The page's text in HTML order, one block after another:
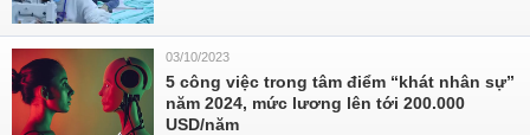
03/10/2023
5 công việc trong tâm điểm “khát nhân sự”
năm 2024, mức lương lên tới 200.000
USD/năm